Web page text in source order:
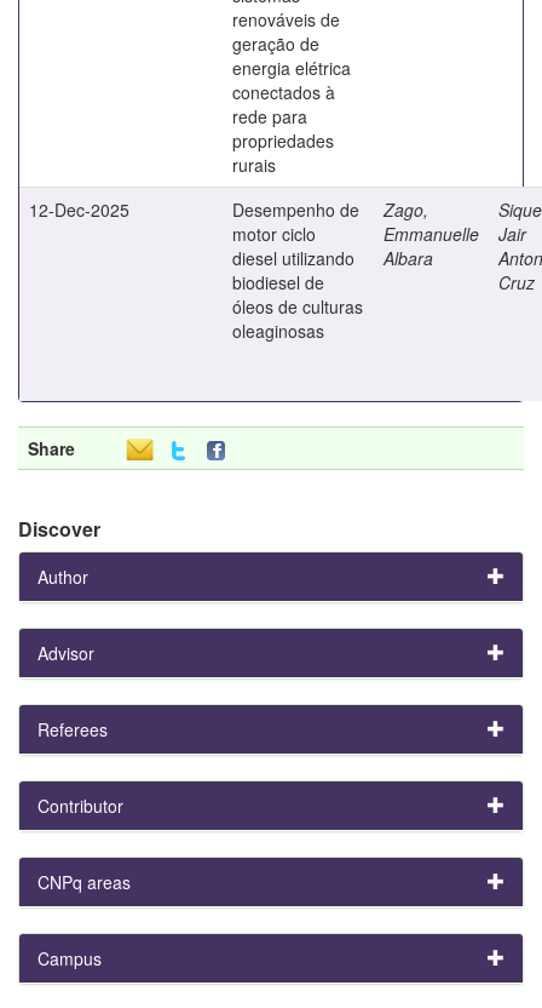
renováveis de
geração de
energia elétrica
conectados à
rede para
propriedades
rurais
12-Dec-2025
Desempenho de
motor ciclo
diesel utilizando
biodiesel de
óleos de culturas
oleaginosas
Zago,
Emmanuelle
Albara
Jair
Cruz
Share
Discover
Author
Advisor
Referees
Contributor
CNPq areas
Campus